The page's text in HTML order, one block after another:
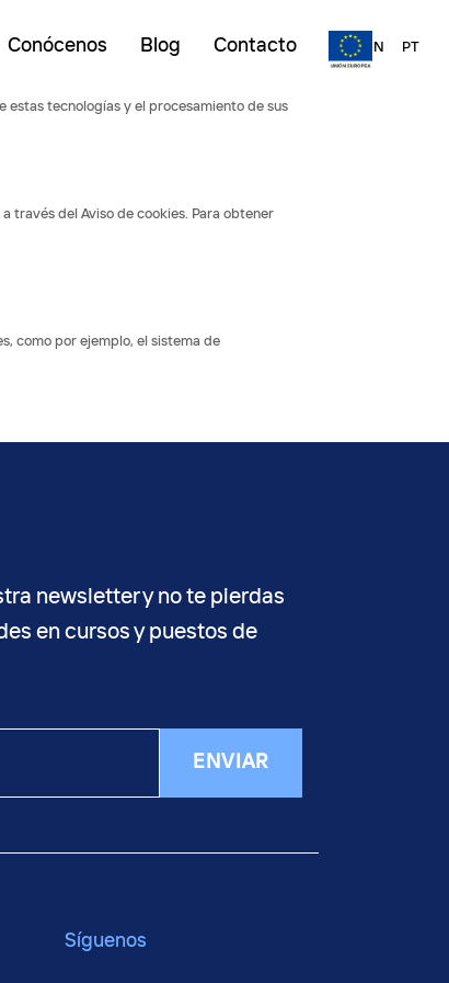
Conócenos Blog Contacto ES EN PT
tecnologías y el procesamiento de sus
través del Aviso de cookies. Para obtener
como por ejemplo, el sistema de
newsletter y no te pierdas
en cursos y puestos de
ENVIAR
Síguenos